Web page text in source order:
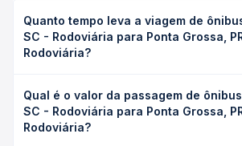
Quanto tempo leva a viagem de
SC - Rodoviária para Ponta Grossa,
Rodoviária?
Ponta Grossa, PR - Rodoviária leva em
podendo variar conforme a viação, o
(convencional, executivo ou leito) e as
Qual é o valor da passagem de
SC - Rodoviária para Ponta Grossa,
Rodoviária?